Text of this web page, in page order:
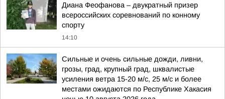
Диана Феофанова – двукратный призер
всероссийских соревнований по конному
спорту
14:10
Сильные и очень сильные дожди, ливни,
грозы, град, крупный град, шквалистые
усиления ветра 15-20 м/с, 25 м/с и более
местами ожидаются по Республике Хакасия